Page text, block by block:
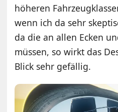
höheren
wenn ich da sehr
da die an allen Ecken
müssen, so wirkt das
Blick sehr gefällig.